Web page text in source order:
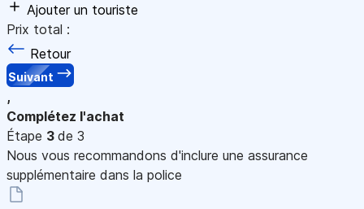
Ajouter un touriste
Prix total :
Retour
Suivant
,
Complétez l'achat
Étape 3 de 3
Nous vous recommandons d'inclure une assurance
supplémentaire dans la police